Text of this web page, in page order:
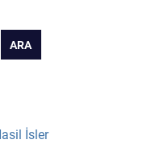
ARA
İsler